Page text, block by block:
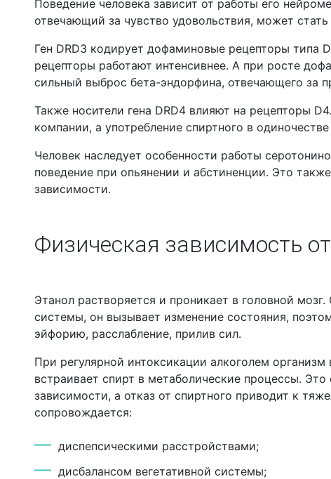
Поведение человека зависит от работы его
отвечающий за чувство удовольствия, может
Ген DRD3 кодирует дофаминовые рецепторы типа
рецепторы работают интенсивнее. А при росте
сильный выброс бета-эндорфина, отвечающего за
Также носители гена DRD4 влияют на рецепторы
компании, а употребление спиртного в
Человек наследует особенности работы
поведение при опьянении и абстиненции. Это
зависимости.
Физическая зависимость
Этанол растворяется и проникает в головной
системы, он вызывает изменение состояния,
эйфорию, расслабление, прилив сил.
При регулярной интоксикации алкоголем
встраивает спирт в метаболические процессы.
зависимости, а отказ от спиртного приводит к
сопровождается:
диспепсическими расстройствами;
дисбалансом вегетативной системы;